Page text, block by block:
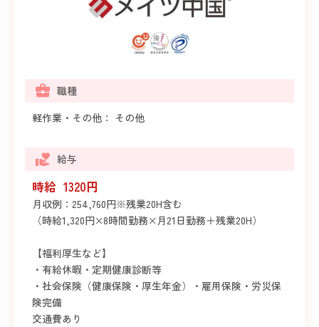
職種
軽作業・その他： その他
給与
時給 1320円
月収例：254,760円※残業20H含む
（時給1,320円×8時間勤務×月21日勤務＋残業20H）
【福利厚生など】
・有給休暇・定期健康診断等
・社会保険（健康保険・厚生年金）・雇用保険・労災保
険完備
交通費あり